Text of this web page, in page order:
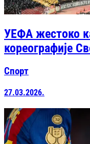
УЕФА жестоко
кореографије
Спорт
27.03.2026.